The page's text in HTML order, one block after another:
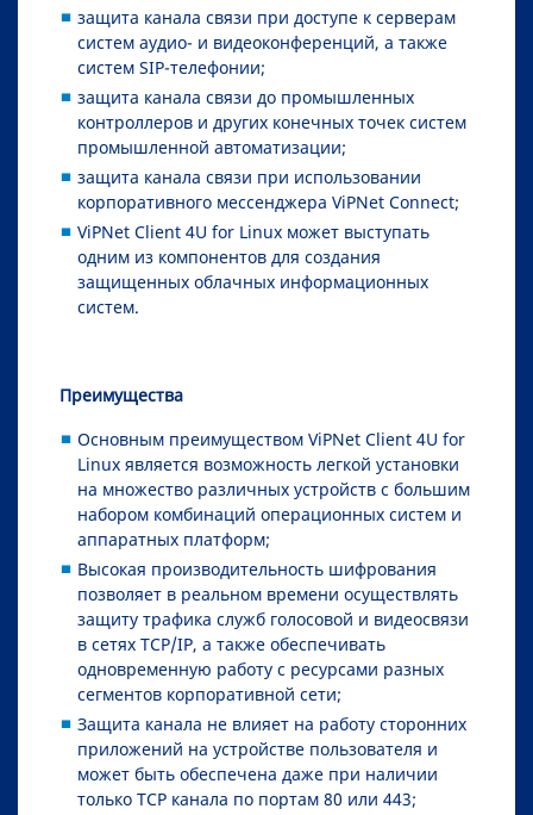
защита канала связи при доступе к серверам
систем аудио- и видеоконференций, а также
систем SIP-телефонии;
защита канала связи до промышленных
контроллеров и других конечных точек систем
промышленной автоматизации;
защита канала связи при использовании
корпоративного мессенджера ViPNet Connect;
ViPNet Client 4U for Linux может выступать
одним из компонентов для создания
защищенных облачных информационных
систем.
Преимущества
Основным преимуществом ViPNet Client 4U for
Linux является возможность легкой установки
на множество различных устройств с большим
набором комбинаций операционных систем и
аппаратных платформ;
Высокая производительность шифрования
позволяет в реальном времени осуществлять
защиту трафика служб голосовой и видеосвязи
в сетях TCP/IP, а также обеспечивать
одновременную работу с ресурсами разных
сегментов корпоративной сети;
Защита канала не влияет на работу сторонних
приложений на устройстве пользователя и
может быть обеспечена даже при наличии
только TCP канала по портам 80 или 443;